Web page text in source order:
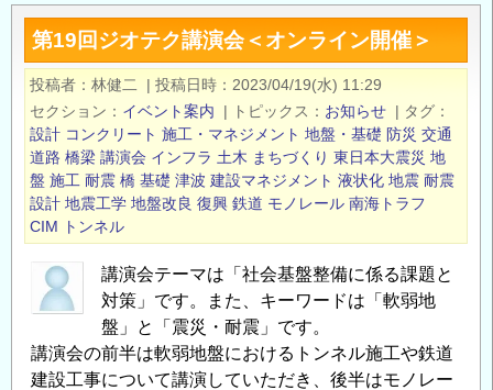
回
地
震
害
マ
ネ
ジ
メ
ン
ト
セ
ミ
ナ
第19回ジオテク講演会＜オンライン開催＞
投稿者 林健二 | 投稿日時
2023/04/19(水) 11:29
セクション
イベント案内 | トピックス お知らせ | タグ
設計 コンクリート 施工・マネジメント 地盤・基礎 防災 交通
道路 橋梁 講演会 インフラ 土木 まちづくり 東日本大震災 地
盤 施工 耐震 橋 基礎 津波 建設マネジメント 液状化 地震 耐震
設計 地震工学 地盤改良 復興 鉄道 モノレール 南海トラフ
CIM
トンネル
講演会テーマは「社会基盤整備に係る課題と
対策」です。また、キーワードは「軟弱地
盤」と「震災・耐震」です。
講演会の前半は軟弱地盤におけるトンネル施工や鉄道
建設工事について講演していただき、後半はモノレー